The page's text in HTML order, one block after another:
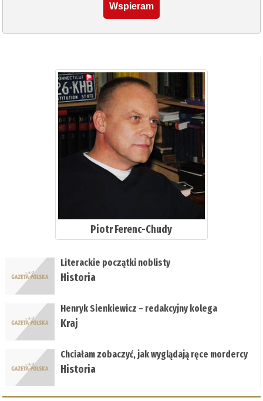
Wspieram
Piotr Ferenc-Chudy
Literackie początki noblisty
Historia
Henryk Sienkiewicz – redakcyjny kolega
Kraj
Chciałam zobaczyć, jak wyglądają ręce mordercy
Historia